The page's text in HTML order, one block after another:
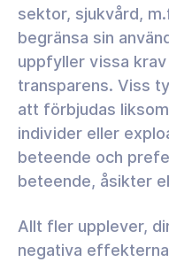
sektor, sjukvård,
begränsa sin
uppfyller vissa
transparens. Viss
att förbjudas
individer eller
beteende och
beteende, åsikter
Allt fler upplever,
negativa